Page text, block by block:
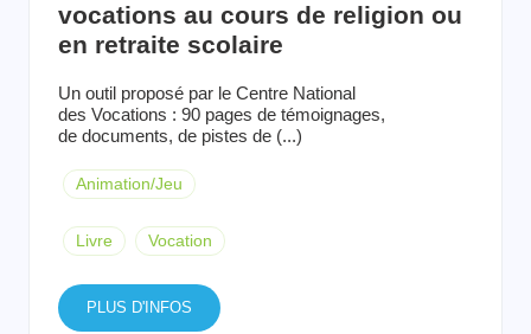
vocations au cours de religion ou
en retraite scolaire
Un outil proposé par le Centre National
des Vocations : 90 pages de témoignages,
de documents, de pistes de (...)
Animation/Jeu
Livre Vocation
PLUS D'INFOS